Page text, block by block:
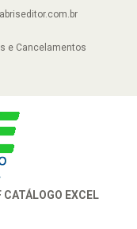
e Cancelamentos
CATÁLOGO EXCEL